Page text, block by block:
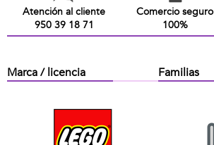
Atención al cliente
950 39 18 71
Comercio seguro
100%
Marca / licencia Familias